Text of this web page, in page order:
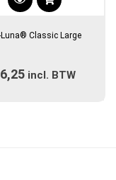
Dit
heeft
variaties.
Luna® Classic Large
incl. BTW